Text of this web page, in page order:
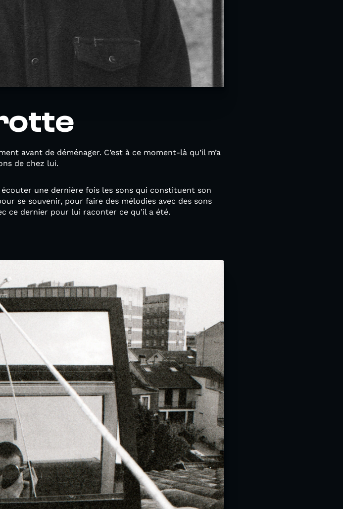
avant de déménager. C’est à ce moment-là qu’il m’a
de chez lui.
une dernière fois les sons qui constituent son
se souvenir, pour faire des mélodies avec des sons
ce dernier pour lui raconter ce qu’il a été.